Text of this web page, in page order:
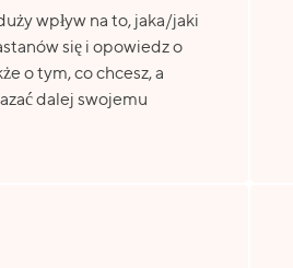
wpływ na to, jaka/jaki
się i opowiedz o
o tym, co chcesz, a
dalej swojemu